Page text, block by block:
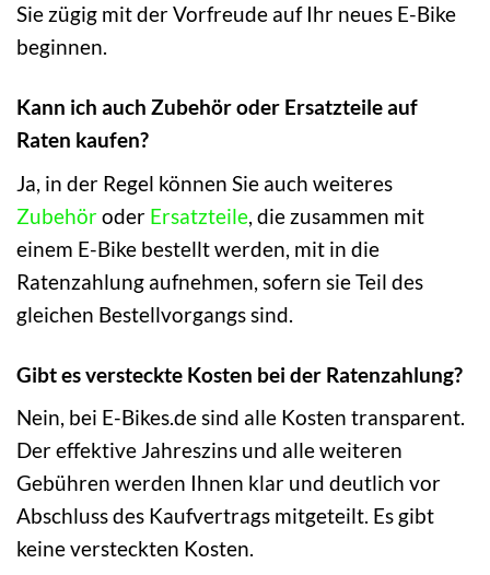
Sie zügig mit der Vorfreude auf Ihr neues E-Bike
beginnen.
Kann ich auch Zubehör oder Ersatzteile auf
Raten kaufen?
Ja, in der Regel können Sie auch weiteres
Zubehöroder Ersatzteile, die zusammen mit
einem E-Bike bestellt werden, mit in die
Ratenzahlung aufnehmen, sofern sie Teil des
gleichen Bestellvorgangs sind.
Gibt es versteckte Kosten bei der Ratenzahlung?
Nein, bei E-Bikes.de sind alle Kosten transparent.
Der effektive Jahreszins und alle weiteren
Gebühren werden Ihnen klar und deutlich vor
Abschluss des Kaufvertrags mitgeteilt. Es gibt
keine versteckten Kosten.